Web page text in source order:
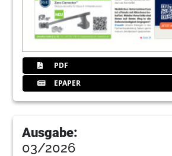
PDF
EPAPER
Ausgabe:
03/2026